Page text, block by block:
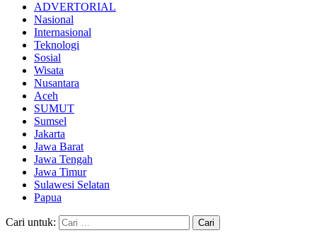
ADVERTORIAL
Nasional
Internasional
Teknologi
Sosial
Wisata
Nusantara
Aceh
SUMUT
Sumsel
Jakarta
Jawa Barat
Jawa Tengah
Jawa Timur
Sulawesi Selatan
Papua
Cari untuk: